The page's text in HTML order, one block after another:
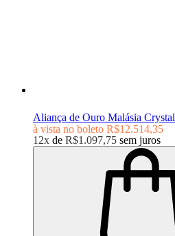
Aliança de Ouro Malásia Crystal
à vista no boleto R$12.514,35
12x de R$1.097,75 sem juros